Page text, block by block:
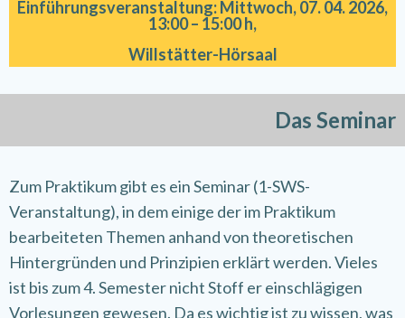
Einführungsveranstaltung: Mittwoch, 07. 04. 2026,
13:00 – 15:00 h,
Willstätter-Hörsaal
Das Seminar
Zum Praktikum gibt es ein Seminar (1-SWS-
Veranstaltung), in dem einige der im Praktikum
bearbeiteten Themen anhand von theoretischen
Hintergründen und Prinzipien erklärt werden. Vieles
ist bis zum 4. Semester nicht Stoff er einschlägigen
Vorlesungen gewesen. Da es wichtig ist zu wissen, was